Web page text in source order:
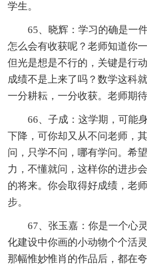
学生。
65、晓辉：学习的确是一
怎么会有收获呢？老师知道你
但光是想是不行的，关键是行
成绩不是上来了吗？数学这科
一分耕耘，一分收获。老师期
66、子成：这学期，可能
下降，可你却又从不问老师，
问，只学不问，哪有学问。希
力，不懂就问，这样你的进步
的将来。你会取得好成绩，老
步。
67、张玉嘉：你是一个心
化建设中你画的小动物个个活
那幅惟妙惟肖的作品后，都在